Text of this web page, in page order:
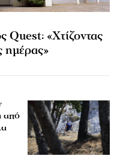
«Χτίζοντας
ημέρας»
από